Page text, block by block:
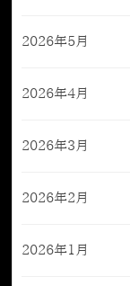
2026年5月
2026年4月
2026年3月
2026年2月
2026年1月